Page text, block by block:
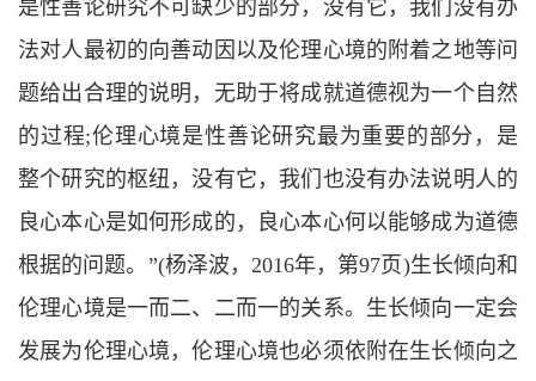
是性善论研究不可缺少的部分，没有它，我们没有办
法对人最初的向善动因以及伦理心境的附着之地等问
题给出合理的说明，无助于将成就道德视为一个自然
的过程;伦理心境是性善论研究最为重要的部分，是
整个研究的枢纽，没有它，我们也没有办法说明人的
良心本心是如何形成的，良心本心何以能够成为道德
根据的问题。 ”(杨泽波，2016年，第97页)生长倾向和
伦理心境是一而二、二而一的关系。生长倾向一定会
发展为伦理心境，伦理心境也必须依附在生长倾向之